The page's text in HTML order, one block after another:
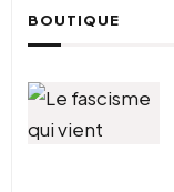
BOUTIQUE